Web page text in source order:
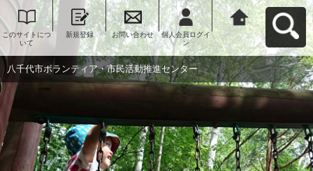
このサイトにつ
いて
新規登録 お問い合わせ
個人会員ログイ
ン
八千代市ボラン
ティア・市民活
動推進センター
へ戻る
八千代市ボランティア・市民活動推進センター